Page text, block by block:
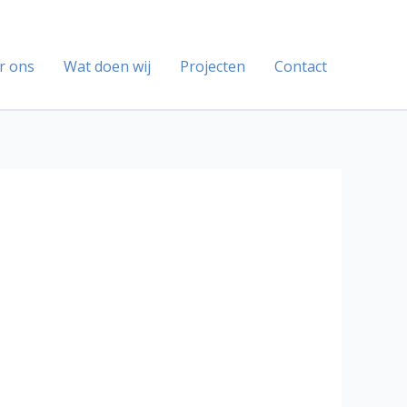
ons Wat doen wij Projecten Contact